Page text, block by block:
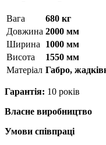
Вага
680 кг
Довжина 2000 мм
Ширина
1000 мм
Висота
1550 мм
Матерiал Габро,
Гарантія: 10 років
Власне виробництво
Умови співпраці